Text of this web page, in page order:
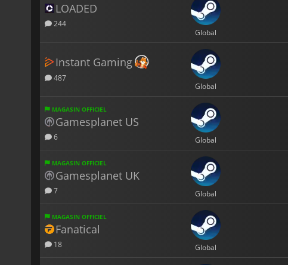
LOADED
244
Global
Instant Gaming
487
Global
MAGASIN OFFICIEL
Gamesplanet US
6 Global
MAGASIN OFFICIEL
Gamesplanet UK
7 Global
MAGASIN OFFICIEL
Fanatical
18 Global